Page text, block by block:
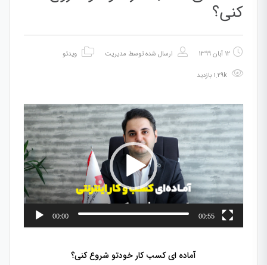
کنی؟
12 آبان 1399 ارسال شده توسط مدیریت ویدئو
نمایشگر
ویدیو
00:00 00:55
آماده ای کسب کار خودتو شروع کنی؟